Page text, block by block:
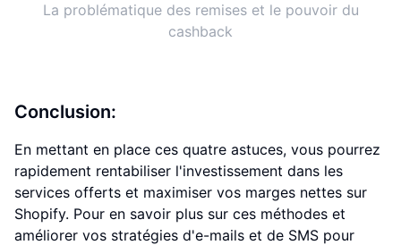
La problématique des remises et le pouvoir du
cashback
Conclusion:
En mettant en place ces quatre astuces, vous pourrez
rapidement rentabiliser l'investissement dans les
services offerts et maximiser vos marges nettes sur
Shopify. Pour en savoir plus sur ces méthodes et
améliorer vos stratégies d'e-mails et de SMS pour